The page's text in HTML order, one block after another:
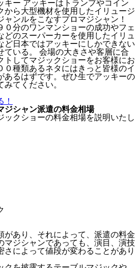
ー アッキーはトランプやコイン
から大型機材を使用したイリュージ
ャンルをこなすプロマジシャン！
０分のワンマンショーの成功やフェ
どのスーパーカーを使用したイリュ
ど日本ではアッキーにしかできない
ている。 会場の大きさや客層に合
トしてマジックショーをお客様にお
０種類あるネタにはきっと皆様のイ
あるはずです。ぜひ生でアッキーの
てください。
ジシャン派遣の料金相場
ックショーの料金相場を説明いたし
があり、それによって、派遣の料金
ジシャンであっても、 演目、演技
さ によって値段が変わることがあり